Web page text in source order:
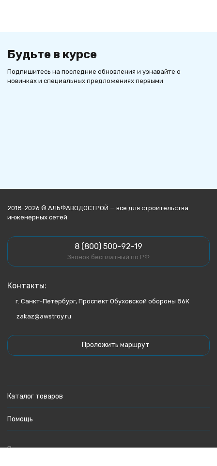
Будьте в курсе
Подпишитесь на последние обновления и узнавайте о
новинках и специальных предложениях первыми
2018-2026 © АЛЬФАВОДОСТРОЙ — все для строительства
инженерных сетей
8 (800) 500-92-19
Звонок бесплатный по РФ
Контакты:
г. Санкт-Петербург, Проспект Обуховской обороны 86К
zakaz@awstroy.ru
Проложить маршрут
Каталог товаров
Помощь
Политика персональных данных